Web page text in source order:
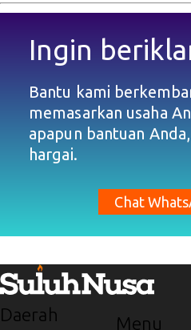
Ingin
Bantu kami
memasarkan usaha
apapun bantuan
hargai.
Chat
Daerah Menu